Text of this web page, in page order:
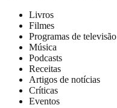
Livros
Filmes
Programas de televisão
Música
Podcasts
Receitas
Artigos de notícias
Críticas
Eventos